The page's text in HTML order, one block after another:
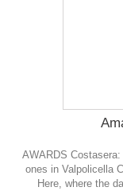
AWARDS
ones in Valpolicella
Here, where the